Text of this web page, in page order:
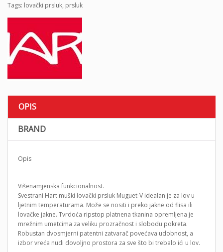
Tags: lovački prsluk, prsluk
OPIS
BRAND
Opis
Višenamjenska funkcionalnost.
Svestrani Hart muški lovački prsluk Muguet-V idealan je za lov u
ljetnim temperaturama. Može se nositi i preko jakne od flisa ili
lovačke jakne. Tvrdoća ripstop platnena tkanina opremljena je
mrežnim umetcima za veliku prozračnost i slobodu pokreta.
Robustan dvosmjerni patentni zatvarač povećava udobnost, a
izbor vreća nudi dovoljno prostora za sve što bi trebalo ići u lov.